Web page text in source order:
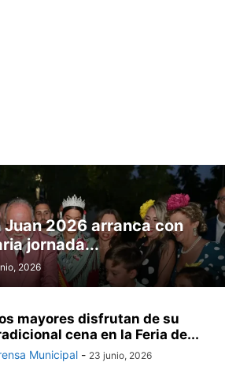
Juan 2026 arranca con
jornada...
2026
mayores disfrutan de su
cena en la Feria de...
Municipal - 23 junio, 2026